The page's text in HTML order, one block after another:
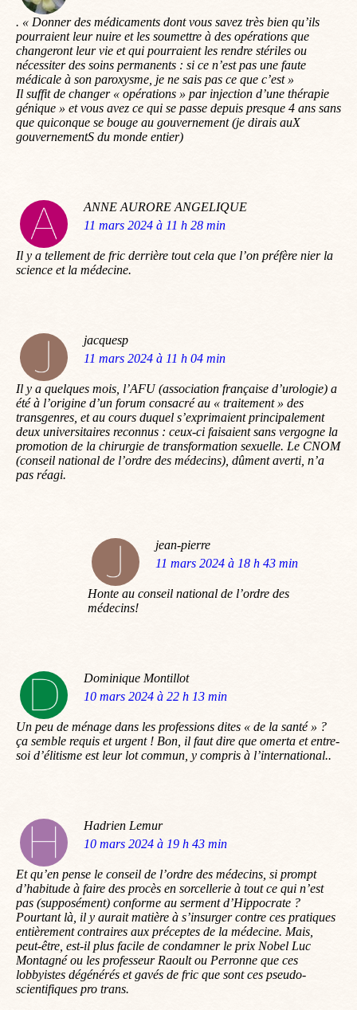
. « Donner des médicaments dont vous savez très bien qu’ils
pourraient leur nuire et les soumettre à des opérations que
changeront leur vie et qui pourraient les rendre stériles ou
nécessiter des soins permanents : si ce n’est pas une faute
médicale à son paroxysme, je ne sais pas ce que c’est »
Il suffit de changer « opérations » par injection d’une thérapie
génique » et vous avez ce qui se passe depuis presque 4 ans sans
que quiconque se bouge au gouvernement (je dirais auX
gouvernementS du monde entier)
ANNE AURORE ANGELIQUE
dit
11 mars 2024 à 11 h 28 min
Il y a tellement de fric derrière tout cela que l’on préfère nier la
science et la médecine.
jacquesp
dit
11 mars 2024 à 11 h 04 min
Il y a quelques mois, l’AFU (association française d’urologie) a
été à l’origine d’un forum consacré au « traitement » des
transgenres, et au cours duquel s’exprimaient principalement
deux universitaires reconnus : ceux-ci faisaient sans vergogne la
promotion de la chirurgie de transformation sexuelle. Le CNOM
(conseil national de l’ordre des médecins), dûment averti, n’a
pas réagi.
jean-pierre
dit
11 mars 2024 à 18 h 43 min
Honte au conseil national de l’ordre des
médecins!
Dominique Montillot
dit
10 mars 2024 à 22 h 13 min
Un peu de ménage dans les professions dites « de la santé » ?
ça semble requis et urgent ! Bon, il faut dire que omerta et entre-
soi d’élitisme est leur lot commun, y compris à l’international..
Hadrien Lemur
dit
10 mars 2024 à 19 h 43 min
Et qu’en pense le conseil de l’ordre des médecins, si prompt
d’habitude à faire des procès en sorcellerie à tout ce qui n’est
pas (supposément) conforme au serment d’Hippocrate ?
Pourtant là, il y aurait matière à s’insurger contre ces pratiques
entièrement contraires aux préceptes de la médecine. Mais,
peut-être, est-il plus facile de condamner le prix Nobel Luc
Montagné ou les professeur Raoult ou Perronne que ces
lobbyistes dégénérés et gavés de fric que sont ces pseudo-
scientifiques pro trans.